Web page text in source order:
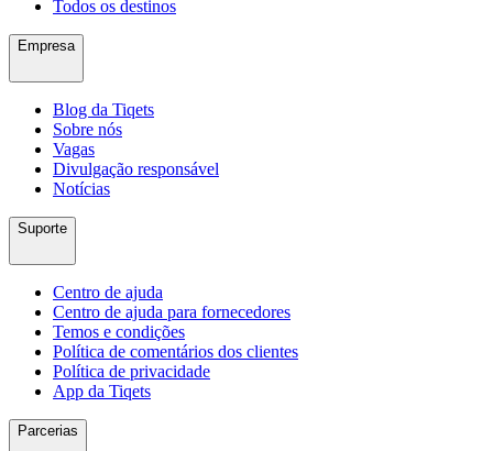
Todos os destinos
Empresa
Blog da Tiqets
Sobre nós
Vagas
Divulgação responsável
Notícias
Suporte
Centro de ajuda
Centro de ajuda para fornecedores
Temos e condições
Política de comentários dos clientes
Política de privacidade
App da Tiqets
Parcerias